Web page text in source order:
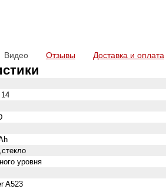
Видео Отзывы Доставка и оплата
уровня
A523